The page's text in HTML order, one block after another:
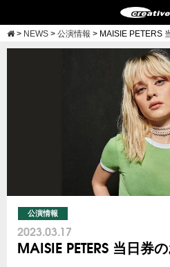
> NEWS > 公演情報 > MAISIE PETERS
公演情報
2023.03.17
MAISIE PETERS 当日券